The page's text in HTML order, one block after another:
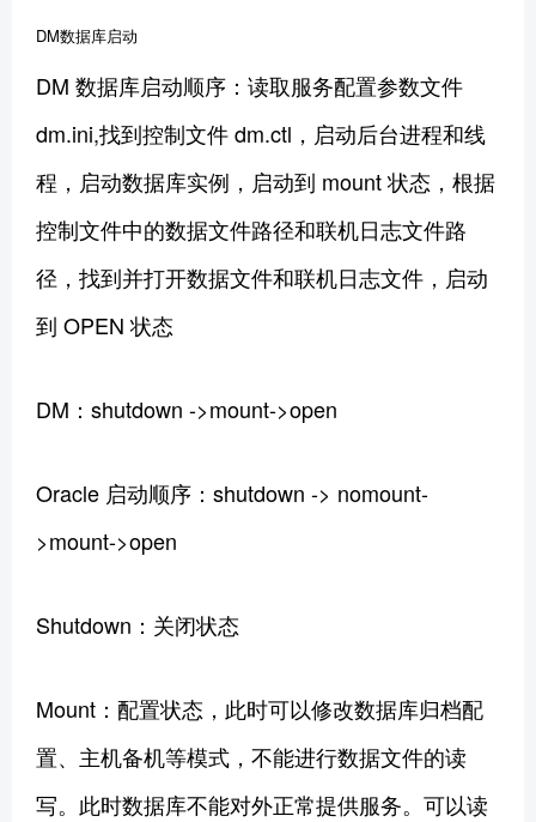
DM数据库启动
DM 数据库启动顺序：读取服务配置参数文件
dm.ini,找到控制文件 dm.ctl，启动后台进程和线
程，启动数据库实例，启动到 mount 状态，根据
控制文件中的数据文件路径和联机日志文件路
径，找到并打开数据文件和联机日志文件，启动
到 OPEN 状态
DM：shutdown ->mount->open
Oracle 启动顺序：shutdown -> nomount-
>mount->open
Shutdown：关闭状态
Mount：配置状态，此时可以修改数据库归档配
置、主机备机等模式，不能进行数据文件的读
写。此时数据库不能对外正常提供服务。可以读